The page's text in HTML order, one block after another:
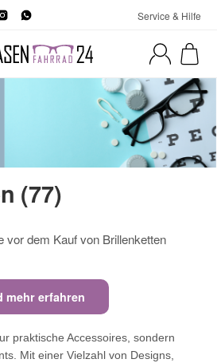
Service & Hilfe
(77)
vor dem Kauf von Brillenketten
mehr erfahren
praktische Accessoires, sondern
Mit einer Vielzahl von Designs,